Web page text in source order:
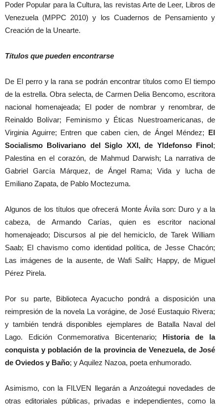
Poder Popular para la Cultura, las revistas Arte de Leer, Libros de
Venezuela (MPPC 2010) y los Cuadernos de Pensamiento y
Creación de la Unearte.
Títulos que pueden encontrarse
De El perro y la rana se podrán encontrar títulos como El tiempo
de la estrella. Obra selecta, de Carmen Delia Bencomo, escritora
nacional homenajeada; El poder de nombrar y renombrar, de
Reinaldo Bolívar; Feminismo y Éticas Nuestroamericanas, de
Virginia Aguirre; Entren que caben cien, de Ángel Méndez; El
Socialismo Bolivariano del Siglo XXI, de Yldefonso Finol;
Palestina en el corazón, de Mahmud Darwish; La narrativa de
Gabriel García Márquez, de Ángel Rama; Vida y lucha de
Emiliano Zapata, de Pablo Moctezuma.
Algunos de los títulos que ofrecerá Monte Ávila son: Duro y a la
cabeza, de Armando Carías, quien es escritor nacional
homenajeado; Discursos al pie del hemiciclo, de Tarek William
Saab; El chavismo como identidad política, de Jesse Chacón;
Las imágenes de la ausente, de Wafi Salih; Happy, de Miguel
Pérez Pirela.
Por su parte, Biblioteca Ayacucho pondrá a disposición una
reimpresión de la novela La vorágine, de José Eustaquio Rivera;
y también tendrá disponibles ejemplares de Batalla Naval del
Lago. Edición Conmemorativa Bicentenario; Historia de la
conquista y población de la provincia de Venezuela, de José
de Oviedos y Baño; y Aquilez Nazoa, poeta enhumorado.
Asimismo, con la FILVEN llegarán a Anzoátegui novedades de
otras editoriales públicas, privadas e independientes, como la